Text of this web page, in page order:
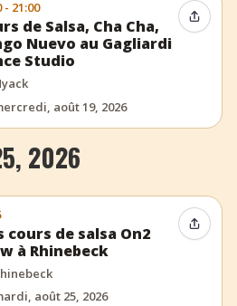
- 21:00
de Salsa, Cha Cha,
Nuevo au Gagliardi
Studio
août 19, 2026
2026
cours de salsa On2
à Rhinebeck
août 25, 2026